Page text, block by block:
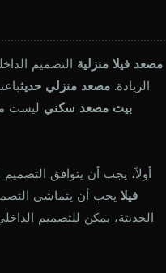
مصعد فيلا منزلية التصميم
الزيادة.مصعد منزلي حديث
بيت مصعد سكني ليست
أولاً، يجب أن يتوافق
فيلا يجب أن يتماشى
الحديثة، يمكن للتصميم